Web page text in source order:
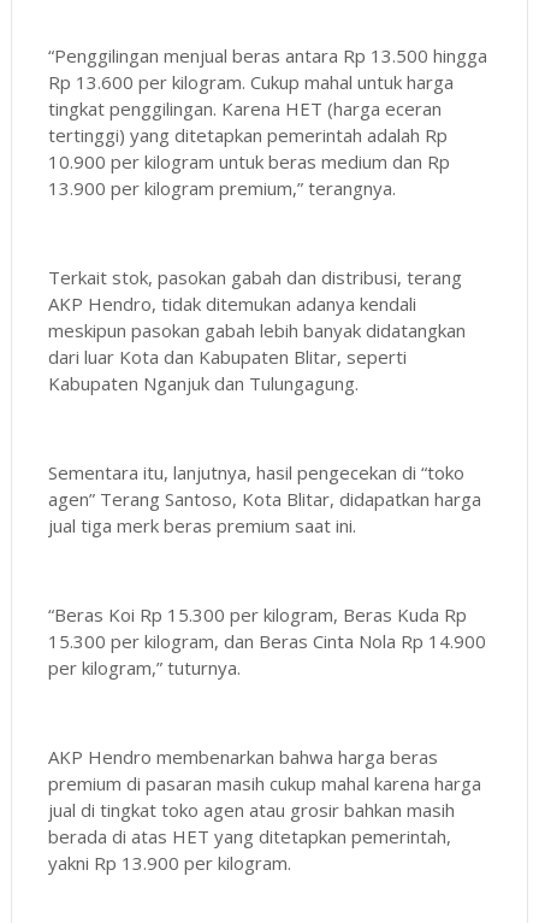
“Penggilingan menjual beras antara Rp 13.500 hingga
Rp 13.600 per kilogram. Cukup mahal untuk harga
tingkat penggilingan. Karena HET (harga eceran
tertinggi) yang ditetapkan pemerintah adalah Rp
10.900 per kilogram untuk beras medium dan Rp
13.900 per kilogram premium,” terangnya.
Terkait stok, pasokan gabah dan distribusi, terang
AKP Hendro, tidak ditemukan adanya kendali
meskipun pasokan gabah lebih banyak didatangkan
dari luar Kota dan Kabupaten Blitar, seperti
Kabupaten Nganjuk dan Tulungagung.
Sementara itu, lanjutnya, hasil pengecekan di “toko
agen” Terang Santoso, Kota Blitar, didapatkan harga
jual tiga merk beras premium saat ini.
“Beras Koi Rp 15.300 per kilogram, Beras Kuda Rp
15.300 per kilogram, dan Beras Cinta Nola Rp 14.900
per kilogram,” tuturnya.
AKP Hendro membenarkan bahwa harga beras
premium di pasaran masih cukup mahal karena harga
jual di tingkat toko agen atau grosir bahkan masih
berada di atas HET yang ditetapkan pemerintah,
yakni Rp 13.900 per kilogram.